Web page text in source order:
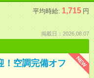
平均時給: 1,715 円
掲載日：2026.08.07
NEW
！空調完備オフ